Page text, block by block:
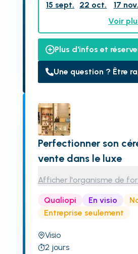
15 sept. 22 oct. 17 nov.
Voir
Plus d'infos et
Une question ? Être
Perfectionner son
vente dans le luxe
Afficher l'organisme de
Qualiopi En visio
Entreprise seulement
Visio
2 jours